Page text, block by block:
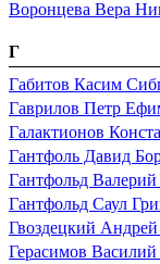
Воронцева Вера
Г
Габитов Касим
Гаврилов Петр
Галактионов
Гантфоль Давид
Гантфольд
Гантфольд Саул
Гвоздецкий
Герасимов